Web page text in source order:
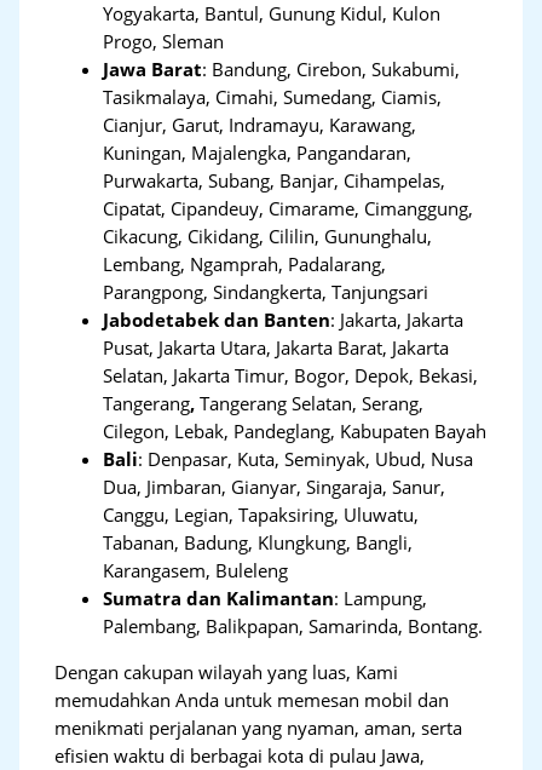
Yogyakarta, Bantul, Gunung Kidul, Kulon
Progo, Sleman
Jawa Barat: Bandung, Cirebon, Sukabumi,
Tasikmalaya, Cimahi, Sumedang, Ciamis,
Cianjur, Garut, Indramayu, Karawang,
Kuningan, Majalengka, Pangandaran,
Purwakarta, Subang, Banjar, Cihampelas,
Cipatat, Cipandeuy, Cimarame, Cimanggung,
Cikacung, Cikidang, Cililin, Gununghalu,
Lembang, Ngamprah, Padalarang,
Parangpong, Sindangkerta, Tanjungsari
Jabodetabek dan Banten: Jakarta, Jakarta
Pusat, Jakarta Utara, Jakarta Barat, Jakarta
Selatan, Jakarta Timur, Bogor, Depok, Bekasi,
Tangerang,Tangerang Selatan, Serang,
Cilegon, Lebak, Pandeglang, Kabupaten Bayah
Bali: Denpasar, Kuta, Seminyak, Ubud, Nusa
Dua, Jimbaran, Gianyar, Singaraja, Sanur,
Canggu, Legian, Tapaksiring, Uluwatu,
Tabanan, Badung, Klungkung, Bangli,
Karangasem, Buleleng
Sumatra dan Kalimantan: Lampung,
Palembang, Balikpapan, Samarinda, Bontang.
Dengan cakupan wilayah yang luas, Kami
memudahkan Anda untuk memesan mobil dan
menikmati perjalanan yang nyaman, aman, serta
efisien waktu di berbagai kota di pulau Jawa,